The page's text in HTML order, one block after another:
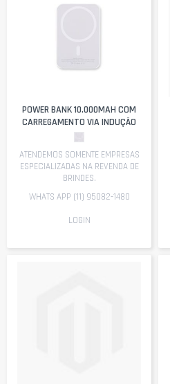
POWER BANK 10.000MAH COM
CARREGAMENTO VIA INDUÇÃO
ATENDEMOS SOMENTE EMPRESAS
ESPECIALIZADAS NA REVENDA DE
BRINDES.
WHATS APP (11) 95082-1480
LOGIN